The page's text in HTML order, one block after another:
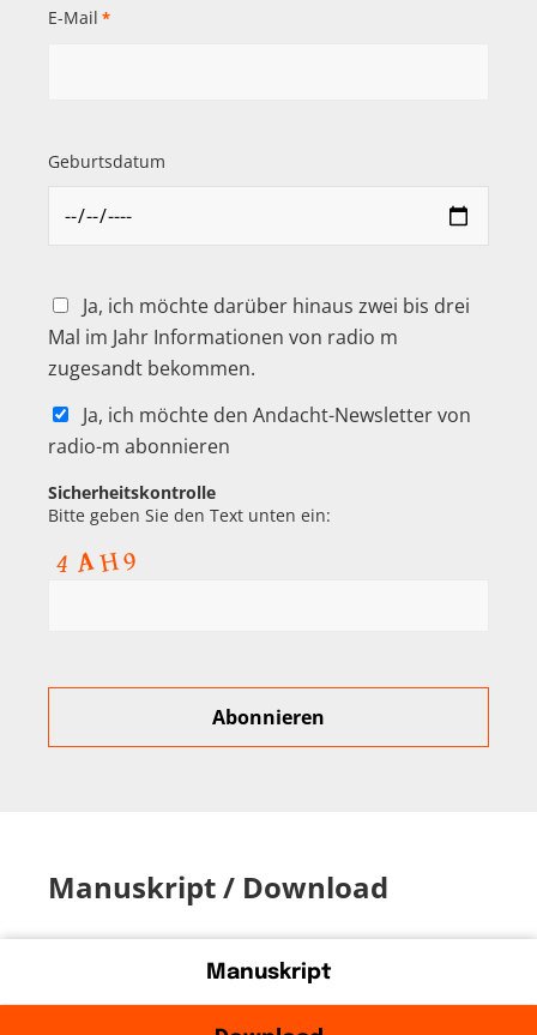
E-Mail *
Geburtsdatum
Ja, ich möchte darüber hinaus zwei bis drei
Mal im Jahr Informationen von radio m
zugesandt bekommen.
Ja, ich möchte den Andacht-Newsletter von
radio-m abonnieren
Sicherheitskontrolle
Bitte geben Sie den Text unten ein:
Manuskript / Download
Manuskript